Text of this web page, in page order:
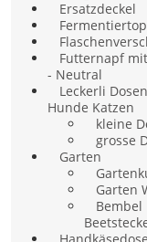
Ersatzdeckel
Futternapf
- Neutral
Leckerli
Hunde Katzen
kleine
grosse
Garten
Garten
Bembel